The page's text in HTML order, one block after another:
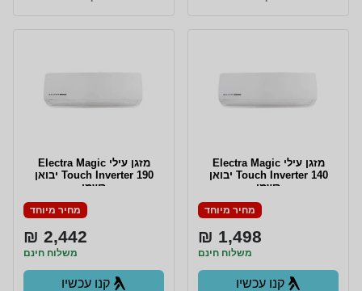
מזגן עילי Electra Magic
Touch Inverter 140 יבואן
רשמי
מחיר מיוחד
1,498 ₪
משלוח חינם
קנו עכשיו
‏מזגן עילי Electra Magic
Touch Inverter 190 יבואן
רשמי
מחיר מיוחד
2,442 ₪
משלוח חינם
קנו עכשיו